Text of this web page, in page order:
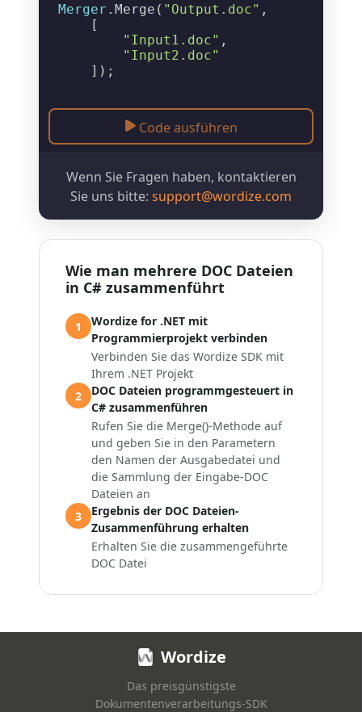
Merger . Merge ( "Output.doc" ,
    [
"Input1.doc" ,
"Input2.doc"
    ]);
Code ausführen
Wenn Sie Fragen haben, kontaktieren
Sie uns bitte: support@wordize.com
Wie man mehrere DOC Dateien
in C# zusammenführt
1
Wordize for .NET mit
Programmierprojekt verbinden
Verbinden Sie das Wordize SDK mit
Ihrem .NET Projekt
2
DOC Dateien programmgesteuert in
C# zusammenführen
Rufen Sie die Merge()-Methode auf
und geben Sie in den Parametern
den Namen der Ausgabedatei und
die Sammlung der Eingabe-DOC
Dateien an
3
Ergebnis der DOC Dateien-
Zusammenführung erhalten
Erhalten Sie die zusammengeführte
DOC Datei
Wordize
Das preisgünstigste
Dokumentenverarbeitungs-SDK